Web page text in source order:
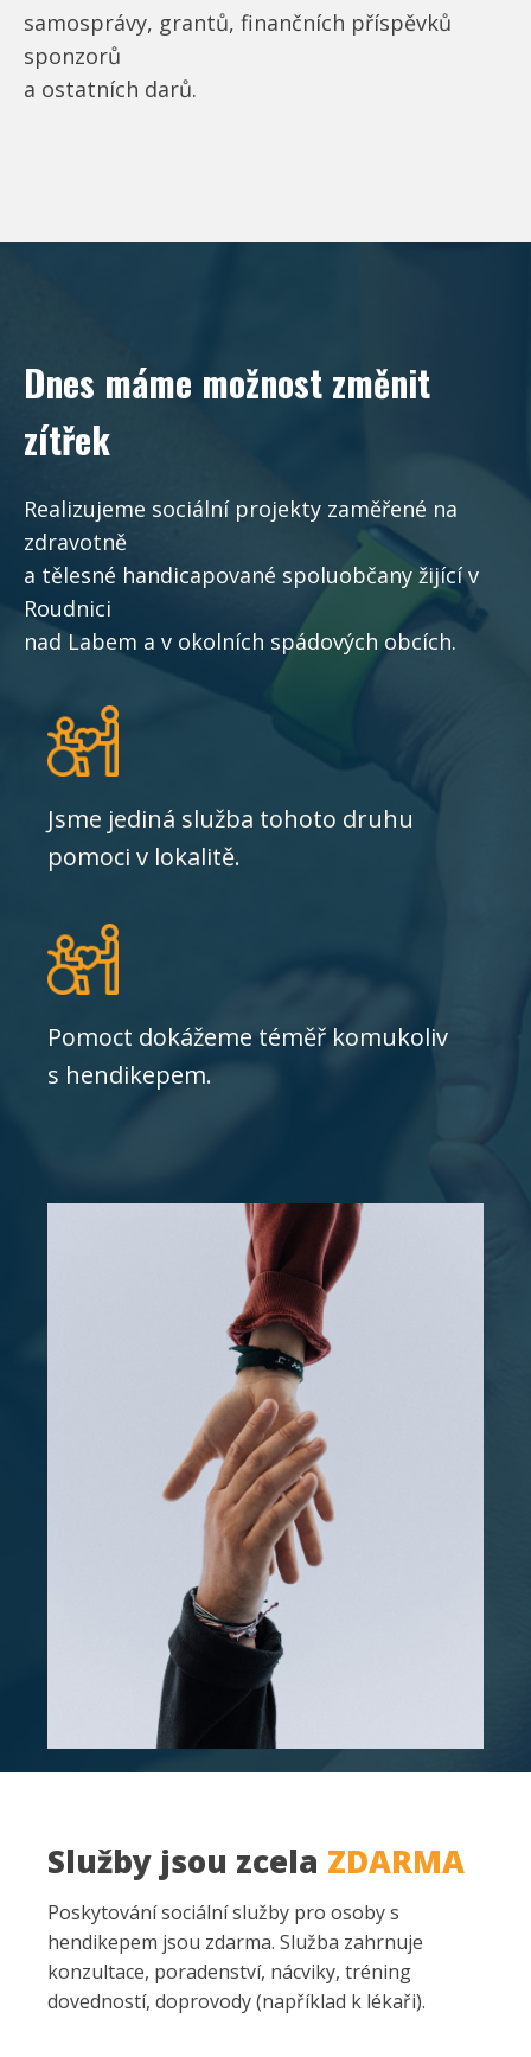
samosprávy, grantů, finančních příspěvků
sponzorů
a ostatních darů.
Dnes máme možnost změnit
zítřek
Realizujeme sociální projekty zaměřené na
zdravotně
a tělesné handicapované spoluobčany žijící v
Roudnici
nad Labem a v okolních spádových obcích.
Jsme jediná služba tohoto druhu
pomoci v lokalitě.
Pomoct dokážeme téměř komukoliv
s hendikepem.
Služby jsou zcela ZDARMA
Poskytování sociální služby pro osoby s
hendikepem jsou zdarma. Služba zahrnuje
konzultace, poradenství, nácviky, tréning
dovedností, doprovody (například k lékaři).